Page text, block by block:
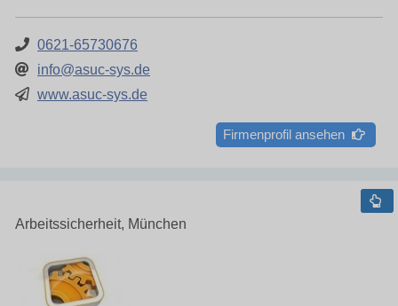
0621-65730676
info@asuc-sys.de
www.asuc-sys.de
Firmenprofil ansehen
Arbeitssicherheit, München